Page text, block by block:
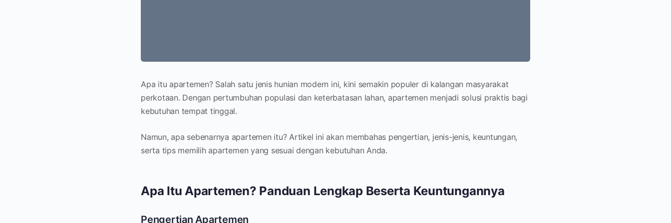
Apa itu apartemen? Salah satu jenis hunian modern ini, kini semakin populer di kalangan masyarakat
perkotaan. Dengan pertumbuhan populasi dan keterbatasan lahan, apartemen menjadi solusi praktis bagi
kebutuhan tempat tinggal.
Namun, apa sebenarnya apartemen itu? Artikel ini akan membahas pengertian, jenis-jenis, keuntungan,
serta tips memilih apartemen yang sesuai dengan kebutuhan Anda.
Apa Itu Apartemen? Panduan Lengkap Beserta Keuntungannya
Pengertian Apartemen